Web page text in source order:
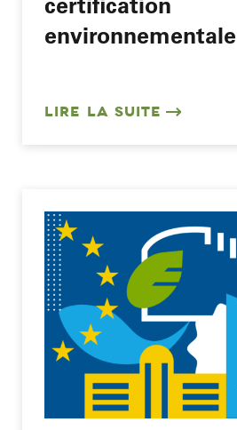
environnementale
LIRE LA SUITE